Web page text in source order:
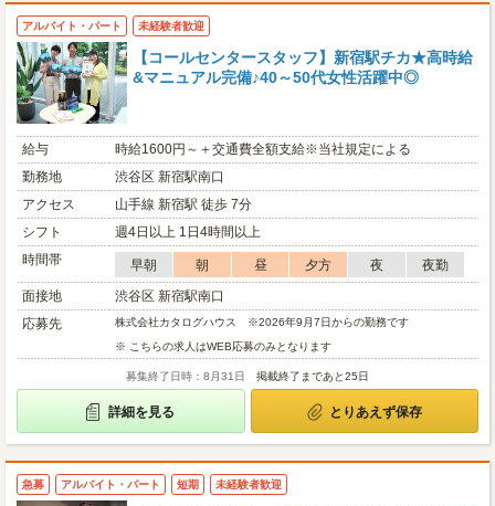
アルバイト・パート 未経験者歓迎
【コールセンタースタッフ】新宿駅チカ★高時給
&マニュアル完備♪40～50代女性活躍中◎
給与
時給1600円～＋交通費全額支給※当社規定による
勤務地
渋谷区 新宿駅南口
アクセス
山手線 新宿駅 徒歩 7分
シフト
週4日以上 1日4時間以上
時間帯
早朝 朝 昼 夕方 夜
夜勤
面接地
渋谷区 新宿駅南口
応募先
株式会社カタログハウス ※2026年9月7日からの勤務です
※ こちらの求人はWEB応募のみとなります
募集終了日時：8月31日 掲載終了まであと25日
詳細を見る とりあえず保存
急募 アルバイト・パート 短期 未経験者歓迎